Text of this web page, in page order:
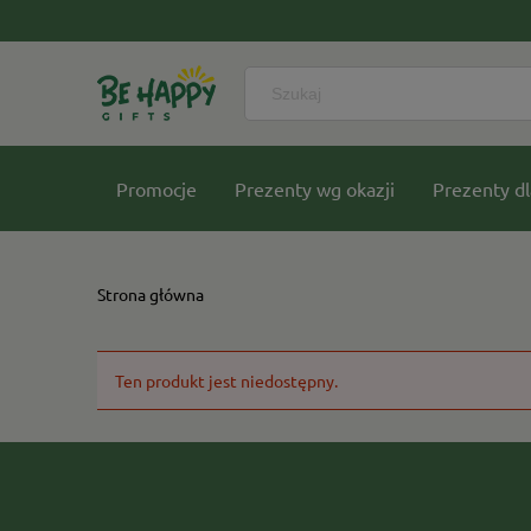
Promocje Prezenty wg okazji Prezenty
Strona główna
Ten produkt jest niedostępny.